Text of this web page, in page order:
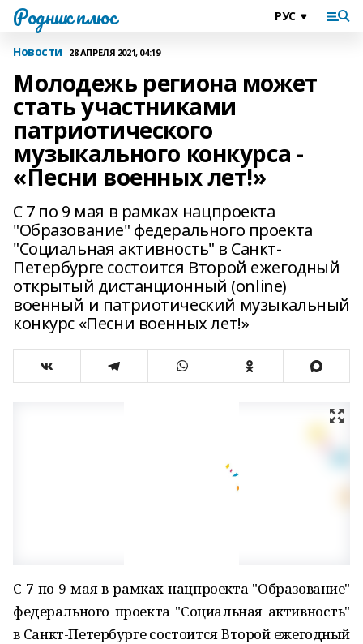
Родник плюс
Новости 28 АПРЕЛЯ 2021, 04:19
Молодежь региона может
стать участниками
патриотического
музыкального конкурса -
«Песни военных лет!»
С 7 по 9 мая в рамках нацпроекта
"Образование" федерального проекта
"Социальная активность" в Санкт-
Петербурге состоится Второй ежегодный
открытый дистанционный (online)
военный и патриотический музыкальный
конкурс «Песни военных лет!»
С 7 по 9 мая в рамках нацпроекта "Образование"
федерального проекта "Социальная активность"
в Санкт-Петербурге состоится Второй ежегодный